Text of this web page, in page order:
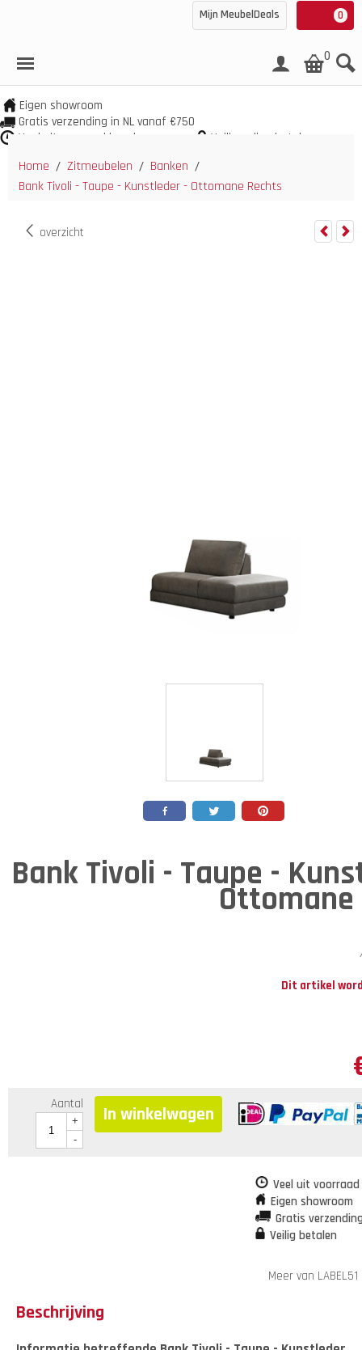
0
Mijn MeubelDeals
0
Eigen showroom
Gratis verzending in NL vanaf €750
Veel uit voorraad leverbaar
Veilig online betalen
Home / Zitmeubelen / Banken /
Bank Tivoli - Taupe - Kunstleder - Ottomane Rechts
overzicht
Bank Tivoli - Taupe -
Ottomane
Dit artikel
Aantal
+
-
In winkelwagen
Veel uit
Eigen showroom
Gratis
Veilig betalen
Meer van LABEL51
Beschrijving